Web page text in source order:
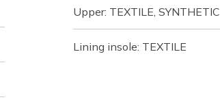
Upper: TEXTILE, SYNTHETIC
Lining insole: TEXTILE